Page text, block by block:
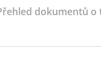
dokumentů o